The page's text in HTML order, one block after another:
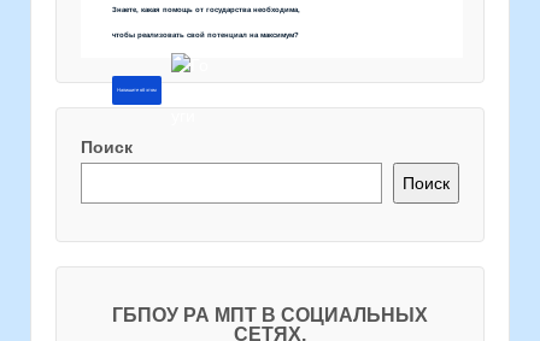
Знаете, какая помощь от государства необходима,
чтобы реализовать свой потенциал на максимум?
Напишите об этом
Поиск
Поиск
ГБПОУ РА МПТ В СОЦИАЛЬНЫХ
СЕТЯХ.